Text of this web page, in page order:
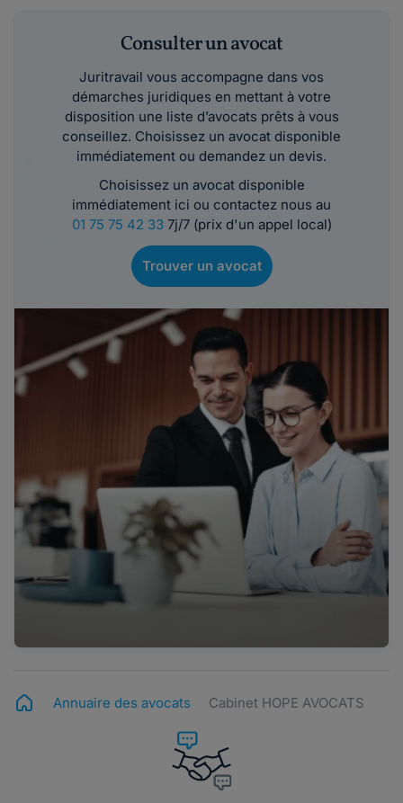
Consulter un avocat
Juritravail vous accompagne dans vos
démarches juridiques en mettant à votre
disposition une liste d’avocats prêts à vous
conseillez. Choisissez un avocat disponible
immédiatement ou demandez un devis.
Choisissez un avocat disponible
immédiatement ici ou contactez nous au
01 75 75 42 337j/7 (prix d'un appel local)
Trouver un avocat
Annuaire des avocats Cabinet HOPE AVOCATS